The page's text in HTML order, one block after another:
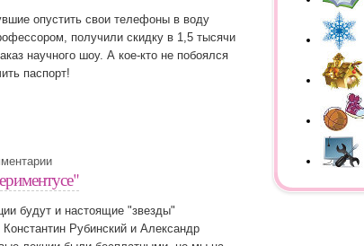
опустить свои телефоны в воду
получили скидку в 1,5 тысячи
научного шоу. А кое-кто не побоялся
паспорт!
будут и настоящие "звезды"
Константин Рубинский и Александр